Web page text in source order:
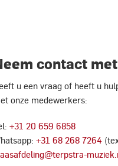
contact
u een vraag of heeft u
onze medewerkers:
+31 20 659 6858
+31 68 268 7264